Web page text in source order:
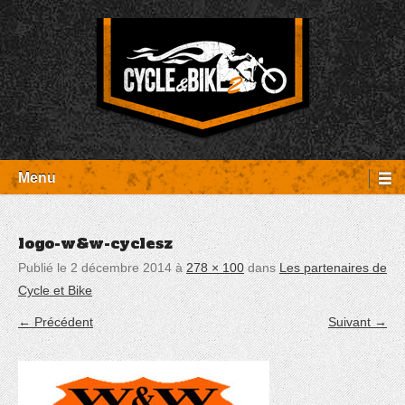
Aller
au
contenu
Cycle et Bike
Entretien Harley-Davidson, préparation et custom, boutique, pièces
détachées Rambouillet
Menu
logo-w&w-cyclesz
Publié le 2 décembre 2014à278 × 100dansLes partenaires de
Cycle et Bike
← Précédent Suivant →
Panneau de gestion des cookies